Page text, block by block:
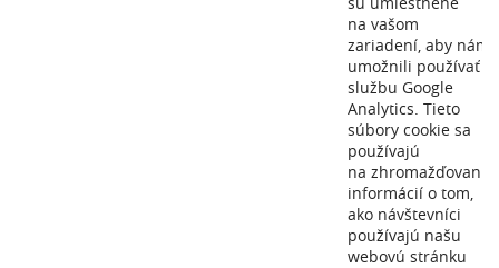
na vašom
zariadení, aby nám
umožnili používať
službu Google
Analytics. Tieto
súbory cookie sa
používajú
na zhromažďovanie
informácií o tom,
ako návštevníci
používajú našu
webovú stránku